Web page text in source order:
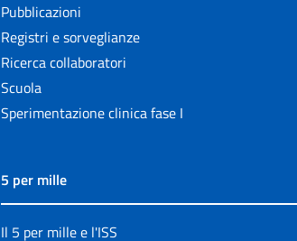
Pubblicazioni
Registri e sorveglianze
Ricerca collaboratori
Scuola
Sperimentazione clinica fase I
5 per mille
Il 5 per mille e l'ISS